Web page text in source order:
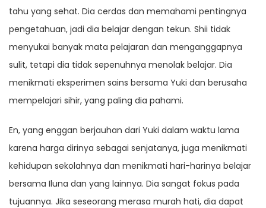
tahu yang sehat. Dia cerdas dan memahami pentingnya
pengetahuan, jadi dia belajar dengan tekun. Shii tidak
menyukai banyak mata pelajaran dan menganggapnya
sulit, tetapi dia tidak sepenuhnya menolak belajar. Dia
menikmati eksperimen sains bersama Yuki dan berusaha
mempelajari sihir, yang paling dia pahami.
En, yang enggan berjauhan dari Yuki dalam waktu lama
karena harga dirinya sebagai senjatanya, juga menikmati
kehidupan sekolahnya dan menikmati hari-harinya belajar
bersama Iluna dan yang lainnya. Dia sangat fokus pada
tujuannya. Jika seseorang merasa murah hati, dia dapat